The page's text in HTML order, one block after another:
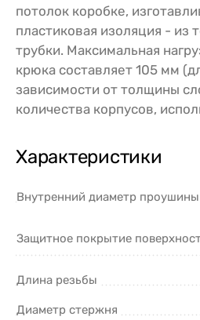
потолок коробке,
пластиковая изоляция - из
трубки. Максимальная
крюка составляет 105 мм
зависимости от толщины
количества корпусов,
Характеристики
Внутренний диаметр проушины
Защитное покрытие
Длина резьбы
Диаметр стержня